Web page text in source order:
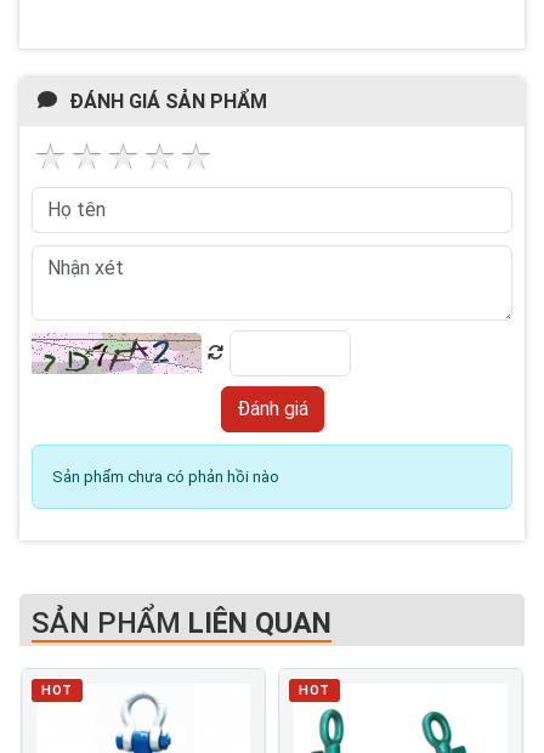
ĐÁNH GIÁ SẢN PHẨM
Sản phẩm chưa có phản hồi nào
SẢN PHẨM LIÊN QUAN
HOT HOT